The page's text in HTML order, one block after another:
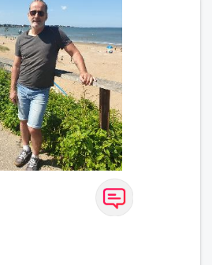
laissons l’avenir nous guider